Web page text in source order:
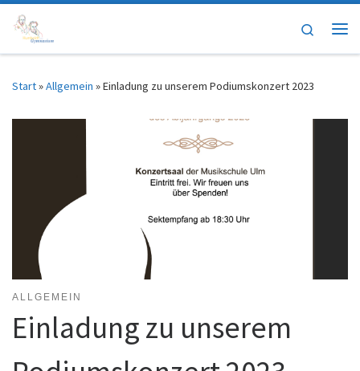
Zum Inhalt springen
Search
Start»Allgemein »Einladung zu unserem Podiumskonzert 2023
ALLGEMEIN
Einladung zu unserem